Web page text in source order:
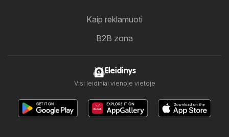
Kaip reklamuoti
B2B zona
Eleidinys
Visi leidiniai vienoje vietoje